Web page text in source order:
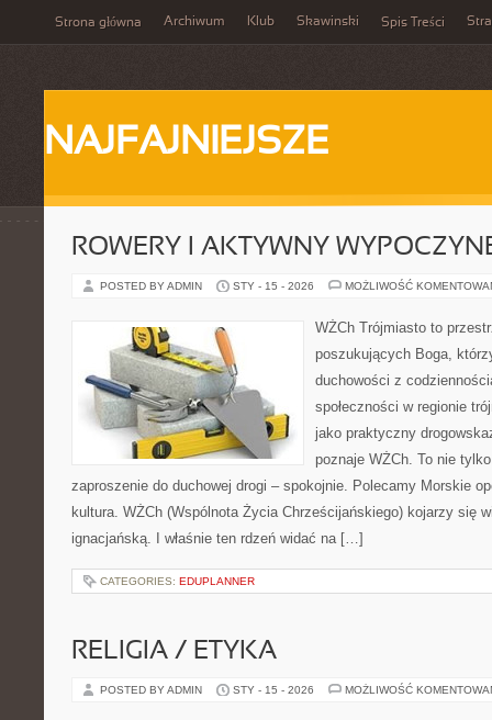
Strona główna Archiwum Klub Skawinski Spis Treści
NAJFAJNIEJSZE
ROWERY I AKTYWNY
POSTED BY ADMIN STY - 15 - 2026 MOŻLIWOŚĆ
WŻCh Trójmiasto to
poszukujących Boga,
duchowości z
społeczności w regionie
jako praktyczny
poznaje WŻCh. To nie
zaproszenie do duchowej drogi – spokojnie. Polecamy Morskie
kultura. WŻCh (Wspólnota Życia Chrześcijańskiego) kojarzy się
ignacjańską. I właśnie ten rdzeń widać na […]
CATEGORIES: EDUPLANNER
RELIGIA / ETYKA
POSTED BY ADMIN STY - 15 - 2026 MOŻLIWOŚĆ